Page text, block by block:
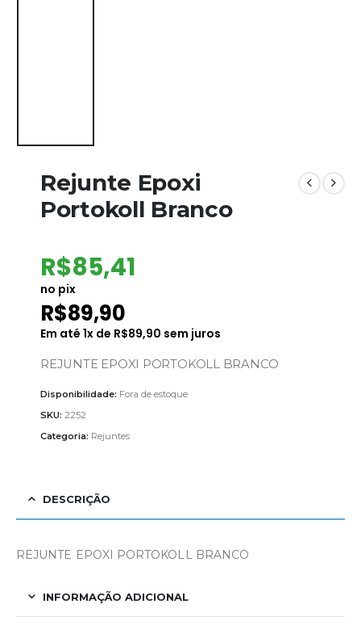
Rejunte Epoxi
Portokoll Branco
R$85,41
no pix
R$89,90
Em até 1x de R$89,90 sem juros
REJUNTE EPOXI PORTOKOLL BRANCO
Disponibilidade: Fora de estoque
SKU: 2252
Categoria: Rejuntes
DESCRIÇÃO
REJUNTE EPOXI PORTOKOLL BRANCO
INFORMAÇÃO ADICIONAL